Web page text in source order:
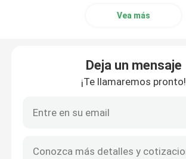
Vea más
Deja un mensaje
¡Te llamaremos pronto!